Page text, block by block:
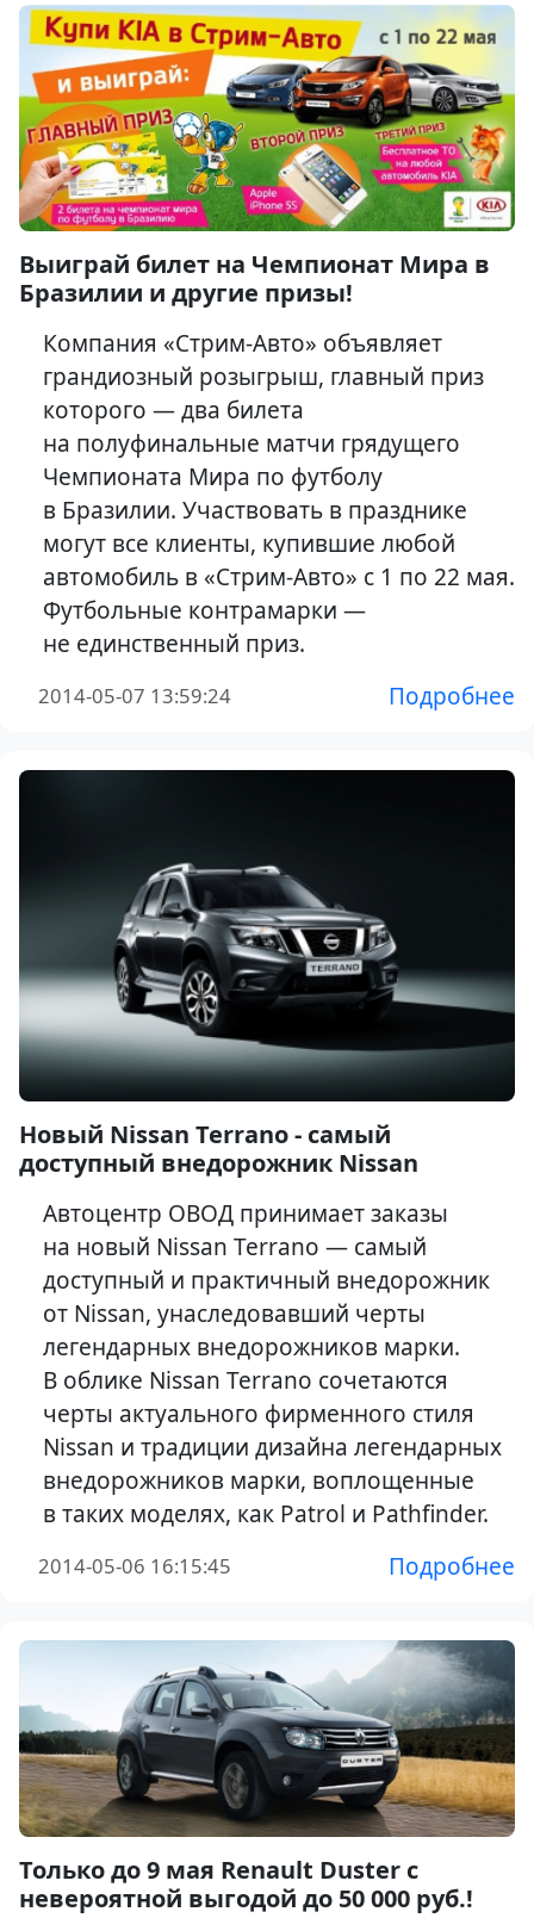
Выиграй билет на Чемпионат Мира в
Бразилии и другие призы!
Компания «Стрим-Авто» объявляет
грандиозный розыгрыш, главный приз
которого — два билета
на полуфинальные матчи грядущего
Чемпионата Мира по футболу
в Бразилии. Участвовать в празднике
могут все клиенты, купившие любой
автомобиль в «Стрим-Авто» с 1 по 22 мая.
Футбольные контрамарки —
не единственный приз.
2014-05-07 13:59:24 Подробнее
Новый Nissan Terrano - самый
доступный внедорожник Nissan
Автоцентр ОВОД принимает заказы
на новый Nissan Terrano — самый
доступный и практичный внедорожник
от Nissan, унаследовавший черты
легендарных внедорожников марки.
В облике Nissan Terrano сочетаются
черты актуального фирменного стиля
Nissan и традиции дизайна легендарных
внедорожников марки, воплощенные
в таких моделях, как Patrol и Pathfinder.
2014-05-06 16:15:45 Подробнее
Только до 9 мая Renault Duster с
невероятной выгодой до 50 000 руб.!